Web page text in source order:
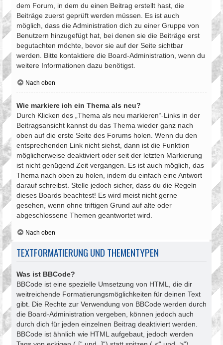
dem Forum, in dem du einen Beitrag erstellt hast, die
Beiträge zuerst geprüft werden müssen. Es ist auch
möglich, dass die Administration dich zu einer Gruppe von
Benutzern hinzugefügt hat, bei denen sie die Beiträge erst
begutachten möchte, bevor sie auf der Seite sichtbar
werden. Bitte kontaktiere die Board-Administration, wenn du
weitere Informationen dazu benötigst.
Nach oben
Wie markiere ich ein Thema als neu?
Durch Klicken des „Thema als neu markieren“-Links in der
Beitragsansicht kannst du das Thema wieder ganz nach
oben auf die erste Seite des Forums holen. Wenn du den
entsprechenden Link nicht siehst, dann ist die Funktion
möglicherweise deaktiviert oder seit der letzten Markierung
ist nicht genügend Zeit vergangen. Es ist auch möglich, das
Thema nach oben zu holen, indem du einfach eine Antwort
darauf schreibst. Stelle jedoch sicher, dass du die Regeln
dieses Boards beachtest! Es wird meist nicht gerne
gesehen, wenn ohne triftigen Grund auf alte oder
abgeschlossene Themen geantwortet wird.
Nach oben
TEXTFORMATIERUNG UND THEMENTYPEN
Was ist BBCode?
BBCode ist eine spezielle Umsetzung von HTML, die dir
weitreichende Formatierungsmöglichkeiten für deinen Text
gibt. Die Rechte zur Verwendung von BBCode werden durch
die Board-Administration vergeben, können jedoch auch
durch dich für jeden einzelnen Beitrag deaktiviert werden.
BBCode ist ähnlich wie HTML aufgebaut, jedoch werden